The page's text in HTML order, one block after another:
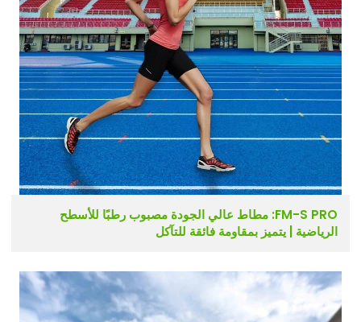
FM-S PRO: مطاط عالي الجودة مصبوب رطبًا للأسطح
الرياضية | يتميز بمقاومة فائقة للتآكل